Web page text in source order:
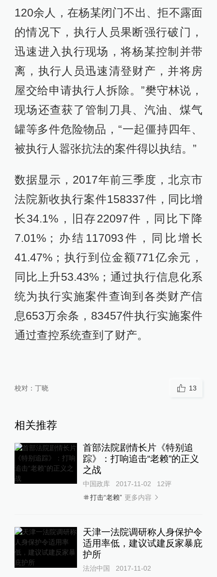
120余人，在杨某闭门不出、拒不露面
的情况下，执行人员果断强行破门，
迅速进入执行现场，将杨某控制并带
离，执行人员迅速清登财产，并将房
屋交给申请执行人拆除。”樊守林说，
现场还查获了管制刀具、汽油、煤气
罐等多件危险物品，“一起僵持四年、
被执行人嚣张抗法的案件得以执结。”
数据显示，2017年前三季度，北京市
法院新收执行案件158337件，同比增
长34.1%，旧存22097件，同比下降
7.01%；办结117093件，同比增长
41.47%；执行到位金额771亿余元，
同比上升53.43%；通过执行信息化系
统为执行实施案件查询到各类财产信
息653万余条，83457件执行实施案件
通过查控系统查到了财产。
校对： 丁晓 13
相关推荐
首部法院剧情长片《特别追
踪》：打响追击“老赖”的正义
之战
中国政库 2017-11-02 12评
打击“老赖” 更多内容
天津一法院调研称人身保护令
适用率低，建议试建反家暴庇
护所
法治中国
2017-11-02